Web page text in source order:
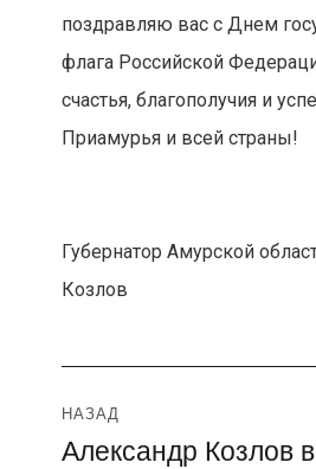
поздравляю вас с Днем
флага Российской
счастья, благополучия и
Приамурья и всей страны!
Губернатор Амурской
Козлов
Навигация
НАЗАД
Предыдущая
Александр Козлов